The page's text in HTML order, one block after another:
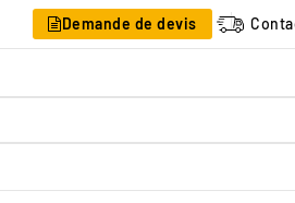
Demande de devis